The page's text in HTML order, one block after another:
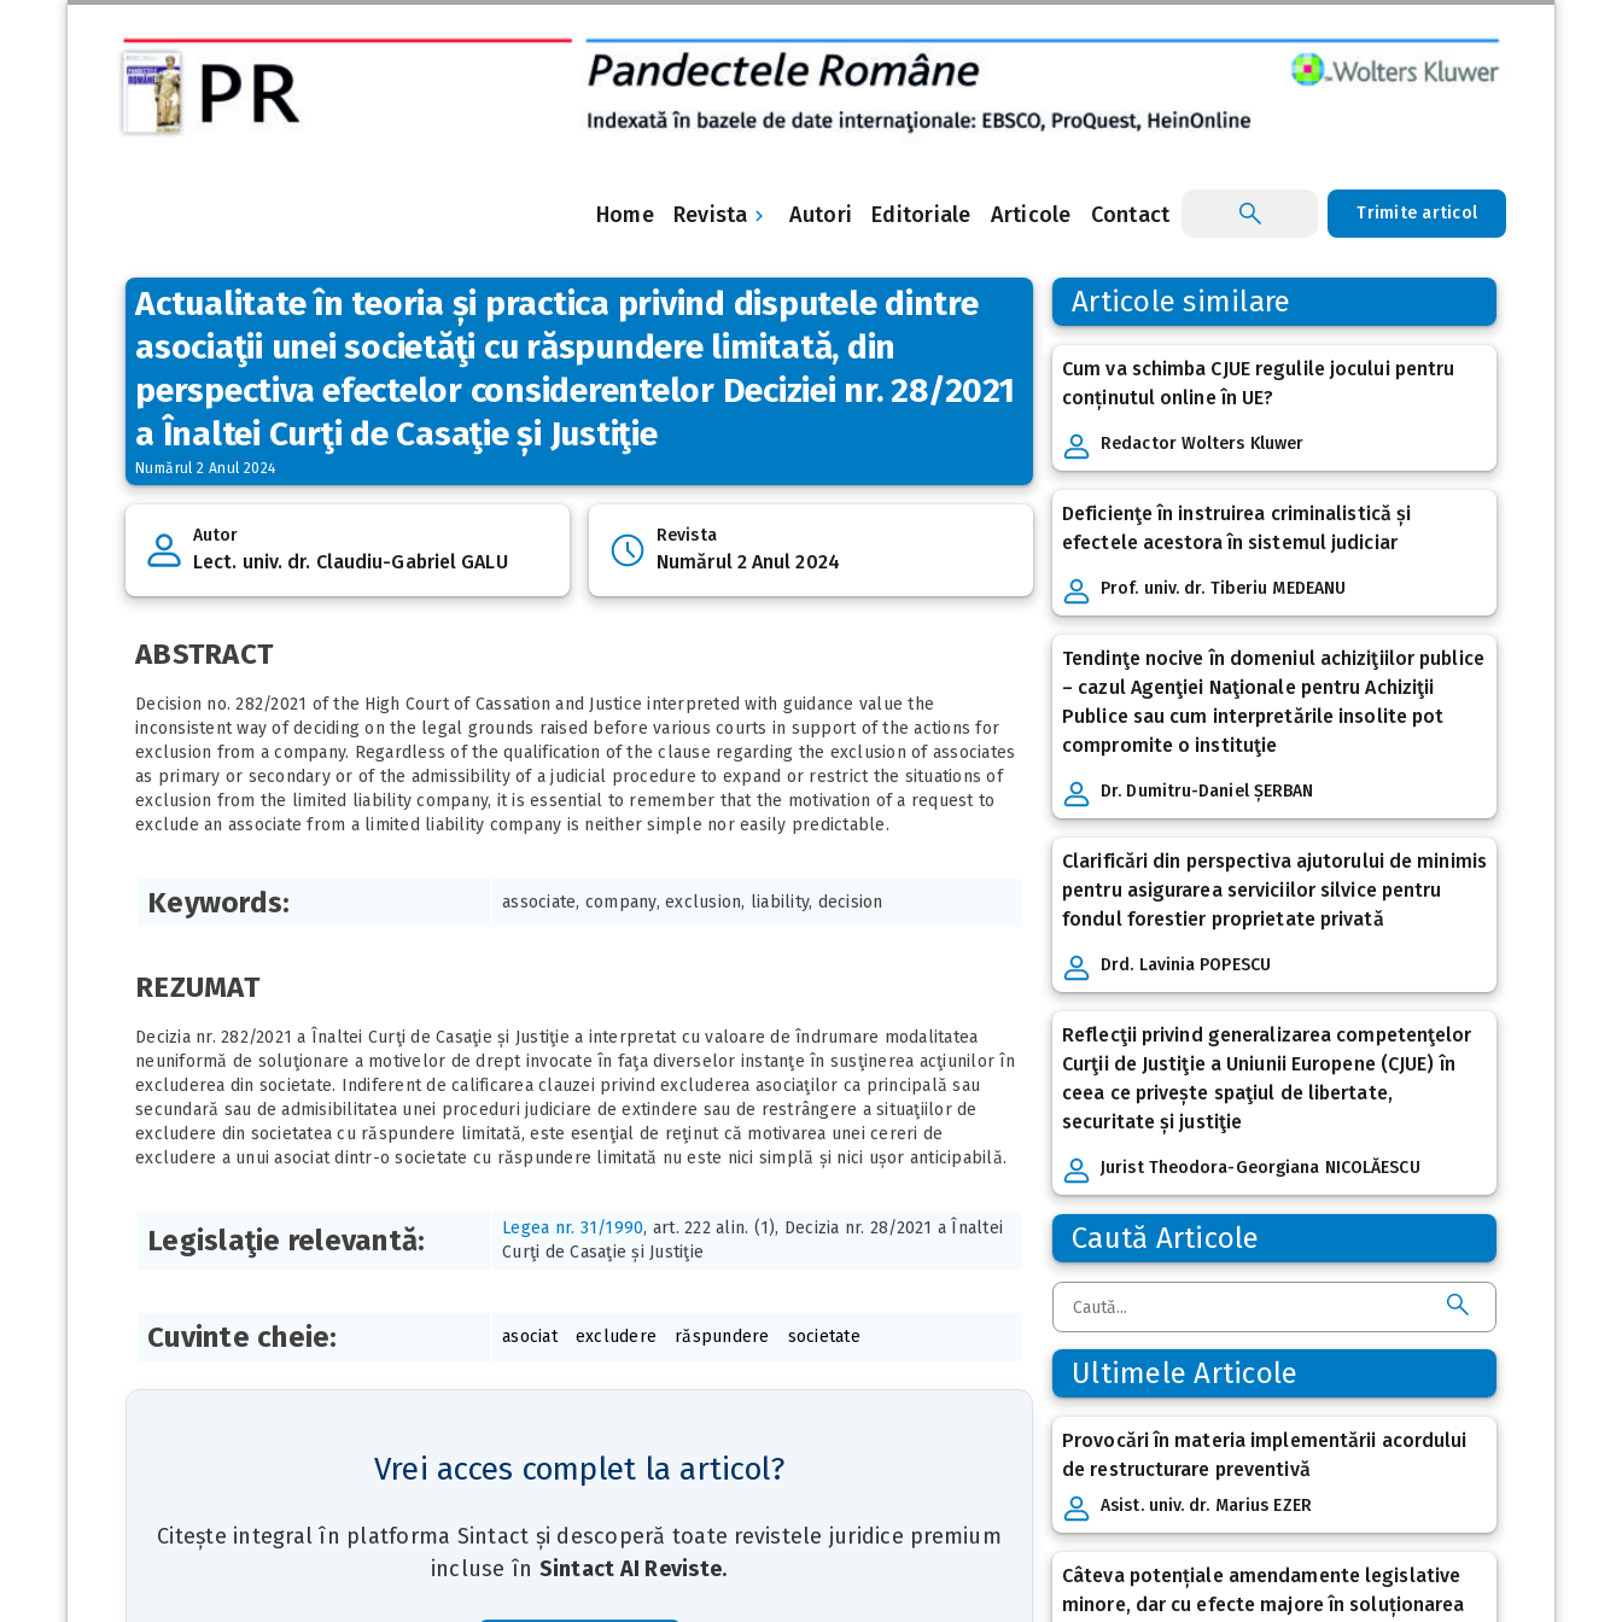
Home Revista Autori Editoriale Articole Contact Trimite articol
Actualitate în teoria și practica privind disputele dintre
asociaţii unei societăţi cu răspundere limitată, din
perspectiva efectelor considerentelor Deciziei nr. 28/2021
a Înaltei Curţi de Casaţie și Justiţie
Numărul 2 Anul 2024
Autor
Lect. univ. dr. Claudiu-Gabriel GALU
Revista
Numărul 2 Anul 2024
ABSTRACT
Decision no. 282/2021 of the High Court of Cassation and Justice interpreted with guidance value the
inconsistent way of deciding on the legal grounds raised before various courts in support of the actions for
exclusion from a company. Regardless of the qualification of the clause regarding the exclusion of associates
as primary or secondary or of the admissibility of a judicial procedure to expand or restrict the situations of
exclusion from the limited liability company, it is essential to remember that the motivation of a request to
exclude an associate from a limited liability company is neither simple nor easily predictable.
Keywords: associate, company, exclusion, liability, decision
REZUMAT
Decizia nr. 282/2021 a Înaltei Curţi de Casaţie și Justiţie a interpretat cu valoare de îndrumare modalitatea
neuniformă de soluţionare a motivelor de drept invocate în faţa diverselor instanţe în susţinerea acţiunilor în
excluderea din societate. Indiferent de calificarea clauzei privind excluderea asociaţilor ca principală sau
secundară sau de admisibilitatea unei proceduri judiciare de extindere sau de restrângere a situaţiilor de
excludere din societatea cu răspundere limitată, este esenţial de reţinut că motivarea unei cereri de
excludere a unui asociat dintr-o societate cu răspundere limitată nu este nici simplă și nici ușor anticipabilă.
Legislaţie relevantă: Legea nr. 31/1990, art. 222 alin. (1), Decizia nr. 28/2021 a Înaltei
Curţi de Casaţie și Justiţie
Cuvinte cheie: asociat excludere răspundere societate
Vrei acces complet la articol?
Citește integral în platforma Sintact și descoperă toate revistele juridice premium
incluse în Sintact AI Reviste.
Articole similare
Cum va schimba CJUE regulile jocului pentru
conținutul online în UE?
Redactor Wolters Kluwer
Deficienţe în instruirea criminalistică și
efectele acestora în sistemul judiciar
Prof. univ. dr. Tiberiu MEDEANU
Tendinţe nocive în domeniul achiziţiilor publice
– cazul Agenţiei Naţionale pentru Achiziţii
Publice sau cum interpretările insolite pot
compromite o instituţie
Dr. Dumitru-Daniel ȘERBAN
Clarificări din perspectiva ajutorului de minimis
pentru asigurarea serviciilor silvice pentru
fondul forestier proprietate privată
Drd. Lavinia POPESCU
Reflecţii privind generalizarea competenţelor
Curţii de Justiţie a Uniunii Europene (CJUE) în
ceea ce privește spaţiul de libertate,
securitate și justiţie
Jurist Theodora-Georgiana NICOLĂESCU
Caută Articole
Ultimele Articole
Provocări în materia implementării acordului
de restructurare preventivă
Asist. univ. dr. Marius EZER
Câteva potențiale amendamente legislative
minore, dar cu efecte majore în soluționarea